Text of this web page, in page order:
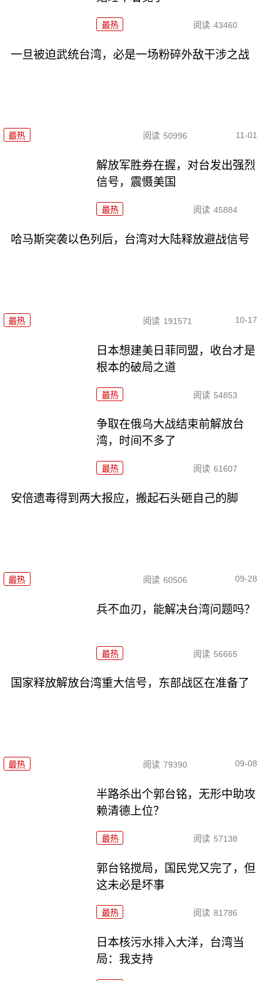
最热 阅读 43460
一旦被迫武统台湾，必是一场粉碎外敌干涉之战
最热 阅读 50996 11-01
解放军胜券在握，对台发出强烈
信号，震慑美国
最热 阅读 45884
哈马斯突袭以色列后，台湾对大陆释放避战信号
最热 阅读 191571 10-17
日本想建美日菲同盟，收台才是
根本的破局之道
最热 阅读 54853
争取在俄乌大战结束前解放台
湾，时间不多了
最热 阅读 61607
安倍遗毒得到两大报应，搬起石头砸自己的脚
最热 阅读 60506 09-28
兵不血刃，能解决台湾问题吗？
最热 阅读 56665
国家释放解放台湾重大信号，东部战区在准备了
最热 阅读 79390 09-08
半路杀出个郭台铭，无形中助攻
赖清德上位？
最热 阅读 57138
郭台铭搅局，国民党又完了，但
这未必是坏事
最热 阅读 81786
日本核污水排入大洋，台湾当
局：我支持